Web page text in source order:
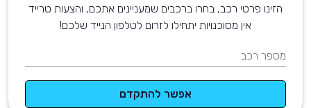
הזינו פרטי רכב, בחרו ברכבים שמעניינים אתכם, והצעות טרייד
אין מסוכנויות יתחילו לזרום לטלפון הנייד שלכם!
מספר רכב
אפשר להתקדם